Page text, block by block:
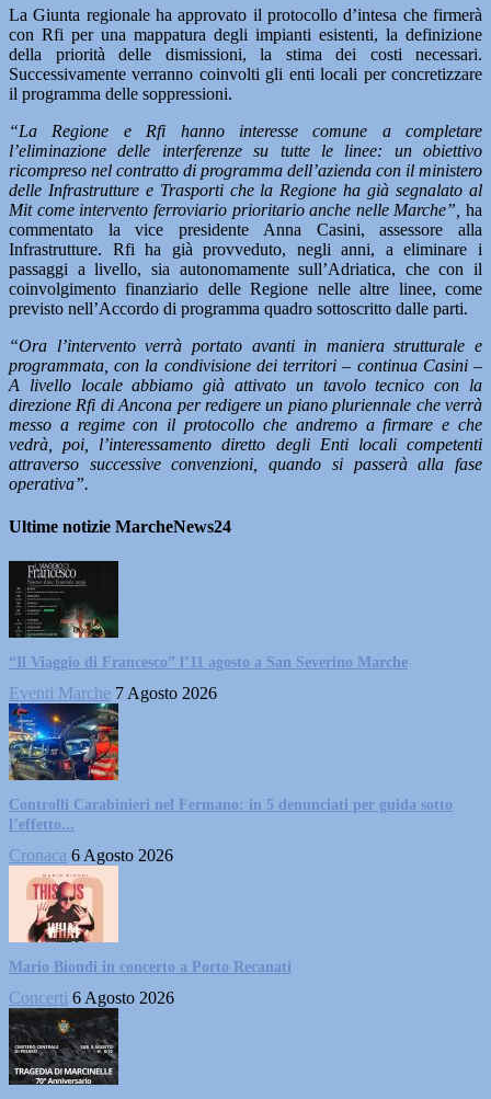
La Giunta regionale ha approvato il protocollo d’intesa che firmerà
con Rfi per una mappatura degli impianti esistenti, la definizione
della priorità delle dismissioni, la stima dei costi necessari.
Successivamente verranno coinvolti gli enti locali per concretizzare
il programma delle soppressioni.
“La Regione e Rfi hanno interesse comune a completare
l’eliminazione delle interferenze su tutte le linee: un obiettivo
ricompreso nel contratto di programma dell’azienda con il ministero
delle Infrastrutture e Trasporti che la Regione ha già segnalato al
Mit come intervento ferroviario prioritario anche nelle Marche”, ha
commentato la vice presidente Anna Casini, assessore alla
Infrastrutture. Rfi ha già provveduto, negli anni, a eliminare i
passaggi a livello, sia autonomamente sull’Adriatica, che con il
coinvolgimento finanziario delle Regione nelle altre linee, come
previsto nell’Accordo di programma quadro sottoscritto dalle parti.
“Ora l’intervento verrà portato avanti in maniera strutturale e
programmata, con la condivisione dei territori – continua Casini –
A livello locale abbiamo già attivato un tavolo tecnico con la
direzione Rfi di Ancona per redigere un piano pluriennale che verrà
messo a regime con il protocollo che andremo a firmare e che
vedrà, poi, l’interessamento diretto degli Enti locali competenti
attraverso successive convenzioni, quando si passerà alla fase
operativa”.
Ultime notizie MarcheNews24
“Il Viaggio di Francesco” l’11 agosto a San Severino Marche
Eventi Marche 7 Agosto 2026
Controlli Carabinieri nel Fermano: in 5 denunciati per guida sotto
l’effetto...
Cronaca 6 Agosto 2026
Mario Biondi in concerto a Porto Recanati
Concerti 6 Agosto 2026